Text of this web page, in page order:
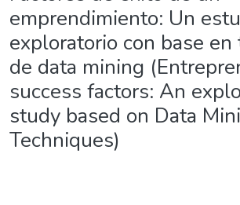
emprendimiento: Un
exploratorio con base en
de data mining
success factors: An
study based on Data
Techniques)